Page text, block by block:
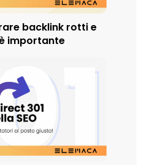
backlink rotti e
importante